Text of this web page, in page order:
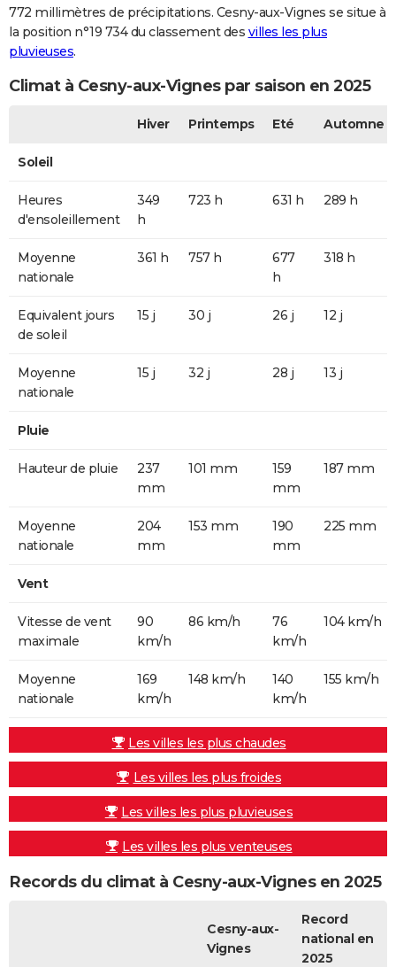
772 millimètres de précipitations. Cesny-aux-Vignes se situe à
la position n°19 734 du classement des villes les plus
pluvieuses.
Climat à Cesny-aux-Vignes par saison en 2025
Hiver Printemps Eté Automne
Soleil
Heures
d'ensoleillement
349
h
723 h 631 h 289 h
Moyenne
nationale
361 h 757 h
677
h
318 h
Equivalent jours
de soleil
15 j 30 j 26 j 12 j
Moyenne
nationale
15 j 32 j 28 j 13 j
Pluie
Hauteur de pluie
237
mm
101 mm
159
mm
187 mm
Moyenne
nationale
204
mm
153 mm
190
mm
225 mm
Vent
Vitesse de vent
maximale
90
km/h
86 km/h
76
km/h
104 km/h
Moyenne
nationale
169
km/h
148 km/h
140
km/h
155 km/h
Les villes les plus chaudes
Les villes les plus froides
Les villes les plus pluvieuses
Les villes les plus venteuses
Records du climat à Cesny-aux-Vignes en 2025
Cesny-aux-
Vignes
Record
national en
2025